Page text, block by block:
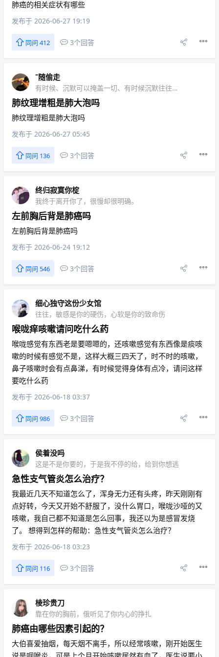
肺癌的相关症状有哪些
发布于 2026-06-27 19:19
同问 412 3个回答
ˉ随偷走
有时候、沉默可以掩盖一切、有时候沉默往往会让你失去一切
肺纹理增粗是肺大泡吗
肺纹理增粗是肺大泡吗
发布于 2026-06-27 05:45
同问 136 3个回答
终归寂寞你椗
我终于离开你了，很慢却很明确。
左前胸后背是肺癌吗
左前胸后背是肺癌吗
发布于 2026-06-24 19:12
同问 546 3个回答
细心独守这份少女馆
往往，敏感是你的硬伤，心软是你的致命伤
喉咙痒咳嗽请问吃什么药
喉咙感觉有东西老是要嗯嗯的，还咳嗽感觉有东西像是痰咳
嗽的时候有感觉不是，这样大概三四天了，时不时的咳嗽，
鼻子咳嗽时会有点鼻涕，有时候觉得身体有点冷，请问这样
要吃什么药
发布于 2026-06-18 03:37
同问 986 3个回答
侯着没吗
这是不是你要的，于是我不停的给，给到你想逃
急性支气管炎怎么治疗？
我最近几天不知道怎么了，浑身无力还有头疼，昨天刚刚有
点好转，今天又开始不舒服了，没什么胃口，喉咙沙哑的又
咳嗽，我自己都不知道是怎么回事，我还以为是感冒发烧
了。 想得到怎样的帮助：急性支气管炎怎么治疗？
发布于 2026-06-18 03:23
同问 116 3个回答
棱珍贵刀
靠在你的胸前，俄听见了你内心的挣扎
肺癌由哪些因素引起的？
大伯喜爱抽烟，每天烟不离手，所以经常咳嗽，刚开始医生